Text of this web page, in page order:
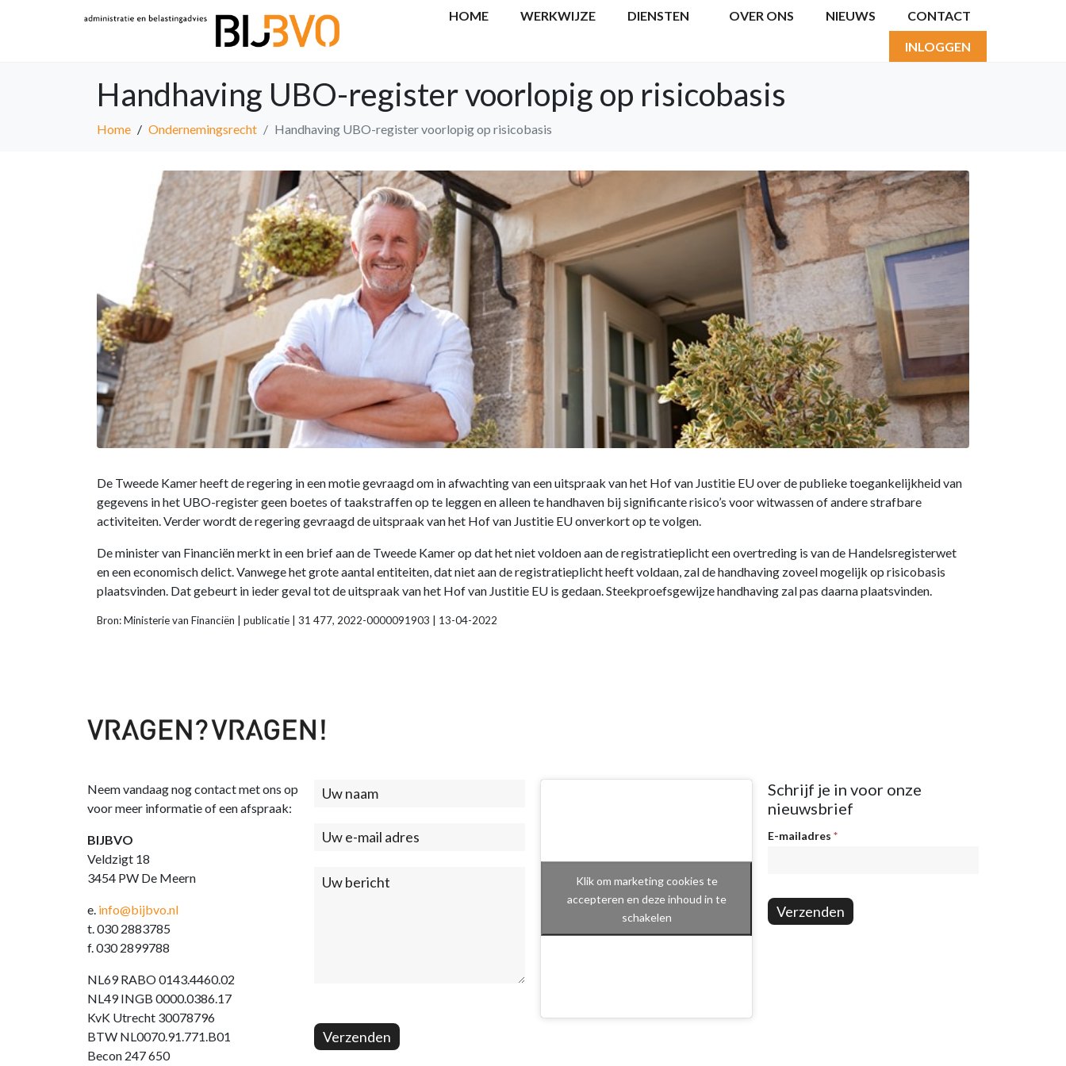
HOME WERKWIJZE DIENSTEN OVER ONS NIEUWS CONTACT
INLOGGEN
Handhaving UBO-register voorlopig op risicobasis
Home Ondernemingsrecht Handhaving UBO-register voorlopig op risicobasis
De Tweede Kamer heeft de regering in een motie gevraagd om in afwachting van een uitspraak van het Hof van Justitie EU over de publieke toegankelijkheid van
gegevens in het UBO-register geen boetes of taakstraffen op te leggen en alleen te handhaven bij significante risico’s voor witwassen of andere strafbare
activiteiten. Verder wordt de regering gevraagd de uitspraak van het Hof van Justitie EU onverkort op te volgen.
De minister van Financiën merkt in een brief aan de Tweede Kamer op dat het niet voldoen aan de registratieplicht een overtreding is van de Handelsregisterwet
en een economisch delict. Vanwege het grote aantal entiteiten, dat niet aan de registratieplicht heeft voldaan, zal de handhaving zoveel mogelijk op risicobasis
plaatsvinden. Dat gebeurt in ieder geval tot de uitspraak van het Hof van Justitie EU is gedaan. Steekproefsgewijze handhaving zal pas daarna plaatsvinden.
Bron: Ministerie van Financiën | publicatie | 31 477, 2022-0000091903 | 13-04-2022
Neem vandaag nog contact met ons op
voor meer informatie of een afspraak:
BIJBVO
Veldzigt 18
3454 PW De Meern
e. info@bijbvo.nl
t. 030 2883785
f. 030 2899788
NL69 RABO 0143.4460.02
NL49 INGB 0000.0386.17
KvK Utrecht 30078796
BTW NL0070.91.771.B01
Becon 247 650
Contact
Verzenden
Klik om marketing cookies te
accepteren en deze inhoud in te
schakelen
Schrijf je in voor onze
nieuwsbrief
Nieuwsbrief
E-mailadres *
Verzenden